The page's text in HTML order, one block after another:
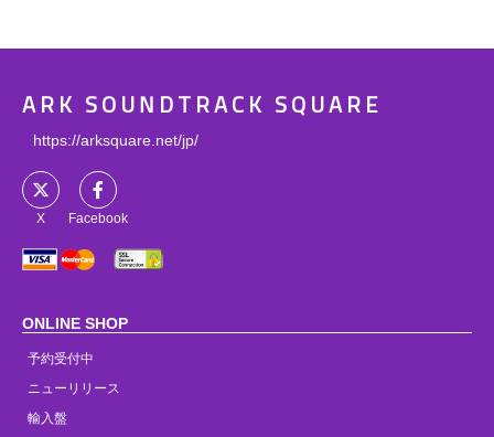
ARK SOUNDTRACK SQUARE
https://arksquare.net/jp/
X Facebook
ONLINE SHOP
予約受付中
ニューリリース
輸入盤